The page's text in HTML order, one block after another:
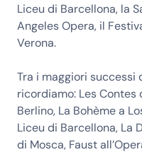
Liceu di Barcellona, la
Angeles Opera, il
Verona.
Tra i maggiori successi
ricordiamo: Les Contes
Berlino, La Bohème a
Liceu di Barcellona, La
di Mosca, Faust